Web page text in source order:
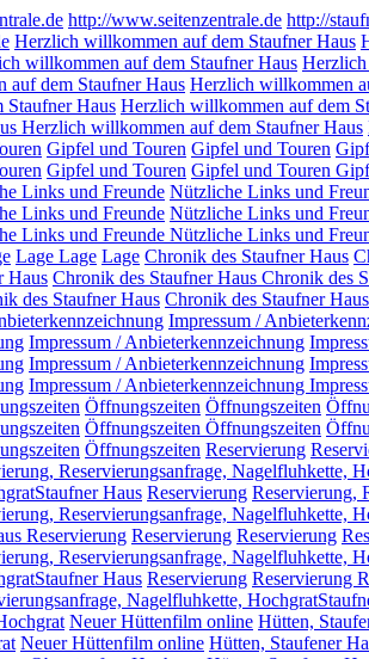
http://www.seitenzentrale.de http://
Herzlich willkommen auf dem Staufner Haus
willkommen auf dem Staufner Haus
dem Staufner Haus Herzlich willkommen
Haus Herzlich willkommen auf dem
Herzlich willkommen auf dem Staufner Haus
Gipfel und Touren Gipfel und Touren
Gipfel und Touren Gipfel und Touren
Links und Freunde Nützliche Links und
Links und Freunde Nützliche Links und
Links und Freunde Nützliche Links und
Lage Lage Lage Chronik des Staufner Haus
Haus Chronik des Staufner Haus Chronik des
des Staufner Haus Chronik des Staufner Haus
Impressum /
Impressum / Anbieterkennzeichnung
Impressum / Anbieterkennzeichnung
Impressum / Anbieterkennzeichnung
Öffnungszeiten Öffnungszeiten
Öffnungszeiten Öffnungszeiten
Öffnungszeiten Reservierung
Reservierungsanfrage, Nagelfluhkette,
Haus Reservierung Reservierung,
Reservierungsanfrage, Nagelfluhkette,
Reservierung Reservierung Reservierung
Reservierungsanfrage, Nagelfluhkette,
Haus Reservierung Reservierung
Nagelfluhkette,
Neuer Hüttenfilm online Hütten,
Neuer Hüttenfilm online Hütten, Staufener